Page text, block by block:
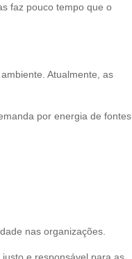
faz pouco tempo que o
Atualmente, as
por energia de fontes
nas organizações.
e responsável para as